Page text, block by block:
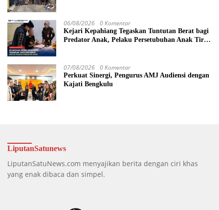
06/08/2026 0 Komentar
Kejari Kepahiang Tegaskan Tuntutan Berat bagi
Predator Anak, Pelaku Persetubuhan Anak Tiri
07/08/2026 0 Komentar
Perkuat Sinergi, Pengurus AMJ Audiensi dengan
Kajati Bengkulu
LiputanSatunews
LiputanSatuNews.com menyajikan berita dengan ciri khas
yang enak dibaca dan simpel.